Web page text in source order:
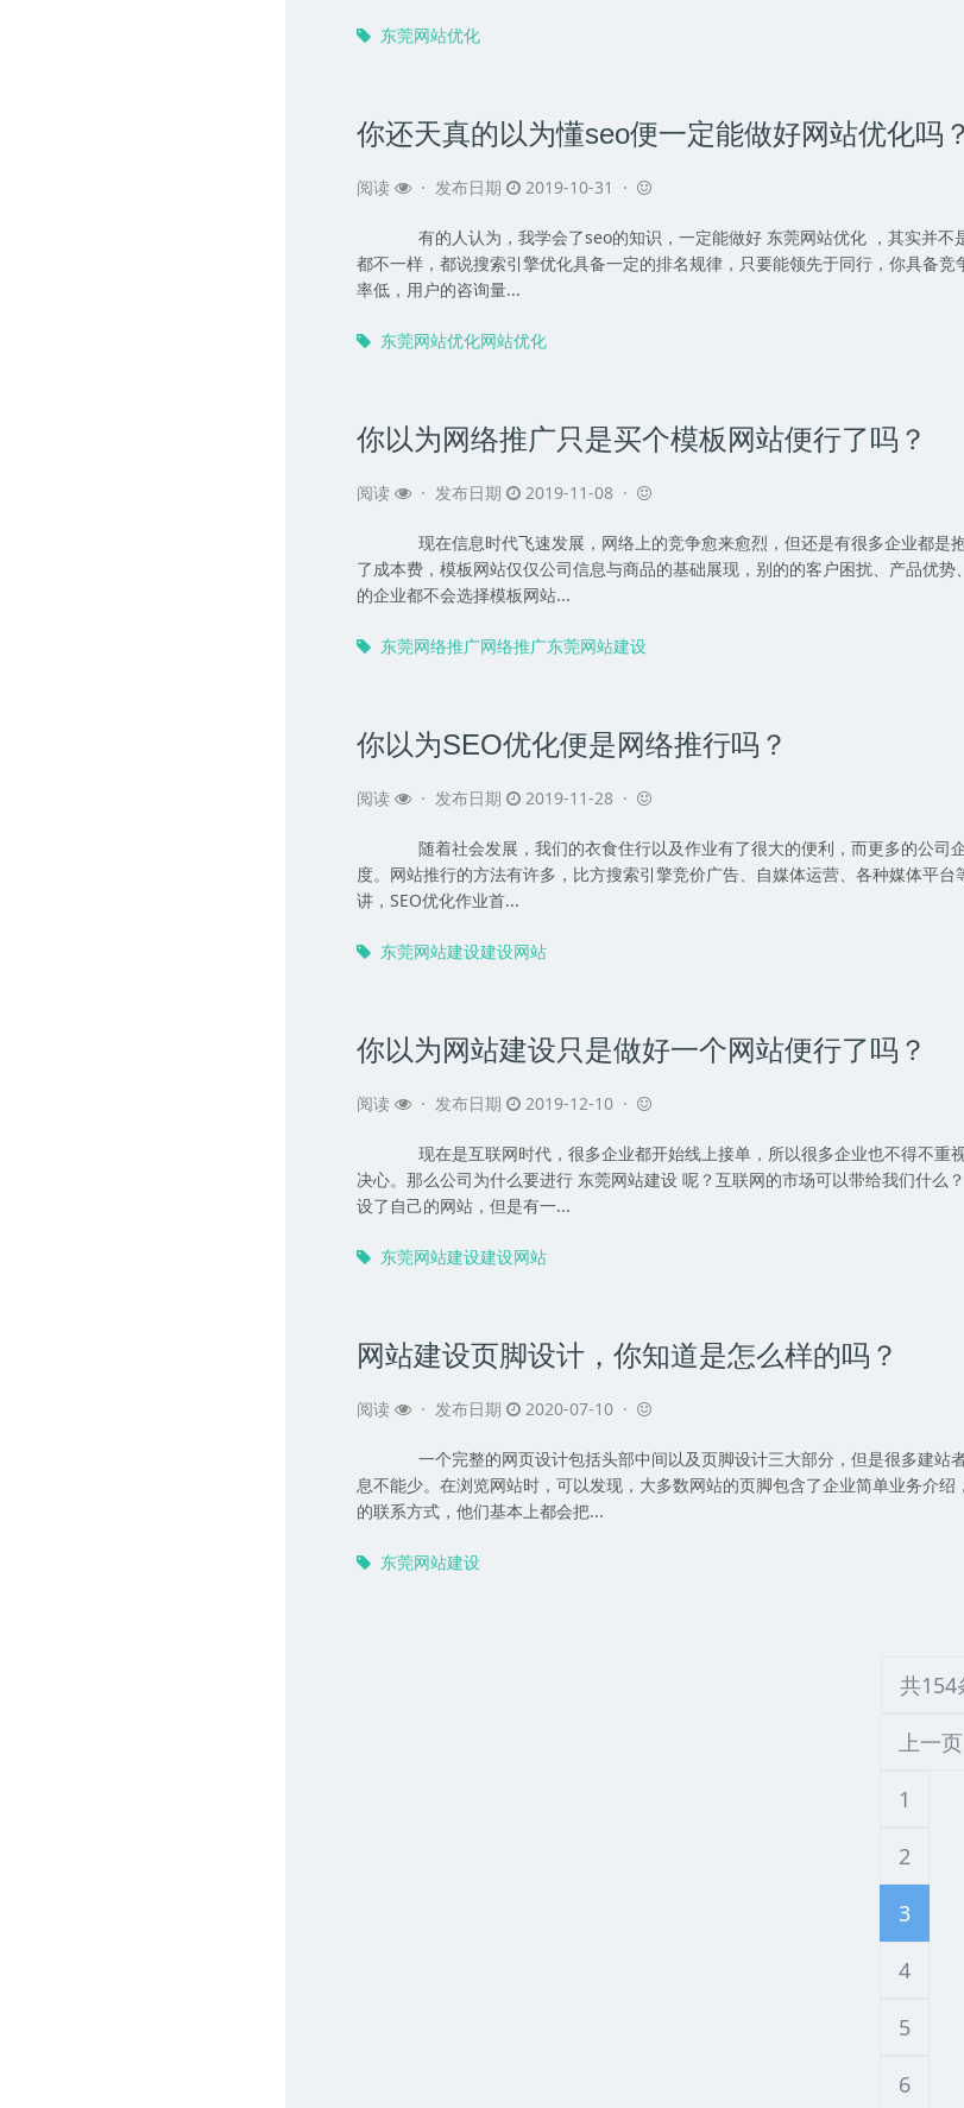
东莞网站优化
你还天真的以为懂seo便一定能做好网站优化吗？
阅读 · 发布日期 2019-10-31 ·
有的人认为，我学会了seo的知识，一定能做好 东莞网站优化 ，其实并不
都不一样，都说搜索引擎优化具备一定的排名规律，只要能领先于同行，你具备
率低，用户的咨询量...
东莞网站优化网站优化
你以为网络推广只是买个模板网站便行了吗？
阅读 · 发布日期 2019-11-08 ·
现在信息时代飞速发展，网络上的竞争愈来愈烈，但还是有很多企业都是
了成本费，模板网站仅仅公司信息与商品的基础展现，别的的客户困扰、产品优
的企业都不会选择模板网站...
东莞网络推广网络推广东莞网站建设
你以为SEO优化便是网络推行吗？
阅读 · 发布日期 2019-11-28 ·
随着社会发展，我们的衣食住行以及作业有了很大的便利，而更多的公司
度。网站推行的方法有许多，比方搜索引擎竞价广告、自媒体运营、各种媒体平
讲，SEO优化作业首...
东莞网站建设建设网站
你以为网站建设只是做好一个网站便行了吗？
阅读 · 发布日期 2019-12-10 ·
现在是互联网时代，很多企业都开始线上接单，所以很多企业也不得不重
决心。那么公司为什么要进行 东莞网站建设 呢？互联网的市场可以带给我们什
设了自己的网站，但是有一...
东莞网站建设建设网站
网站建设页脚设计，你知道是怎么样的吗？
阅读 · 发布日期 2020-07-10 ·
一个完整的网页设计包括头部中间以及页脚设计三大部分，但是很多建站
息不能少。在浏览网站时，可以发现，大多数网站的页脚包含了企业简单业务介
的联系方式，他们基本上都会把...
东莞网站建设
共154
上一页
1
2
3
4
5
6